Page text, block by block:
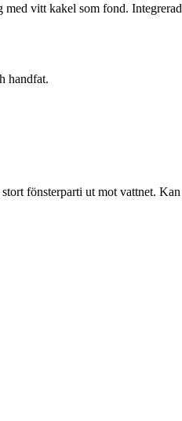
vitt kakel som fond.
handfat.
fönsterparti ut mot vattnet.